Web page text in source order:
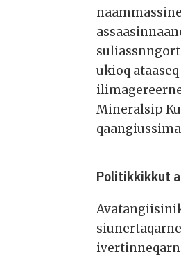
ukioq
Mineralsip
Politikkikkut